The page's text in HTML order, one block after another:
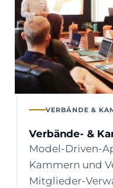
VERBÄNDE &
Verbände- &
Model-Driven-
Kammern und
Mitglieder-